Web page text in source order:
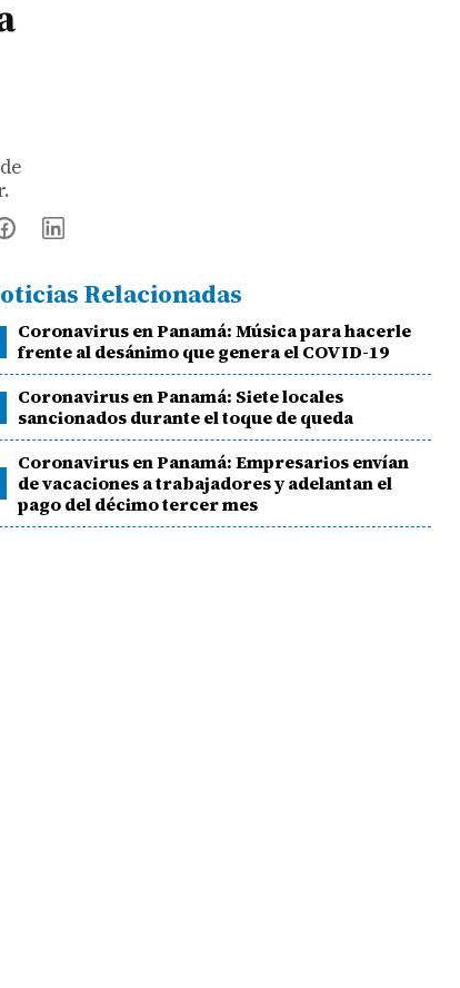
Relacionadas
Coronavirus en Panamá: Música para hacerle
frente al desánimo que genera el COVID-19
Coronavirus en Panamá: Siete locales
sancionados durante el toque de queda
Coronavirus en Panamá: Empresarios envían
de vacaciones a trabajadores y adelantan el
pago del décimo tercer mes